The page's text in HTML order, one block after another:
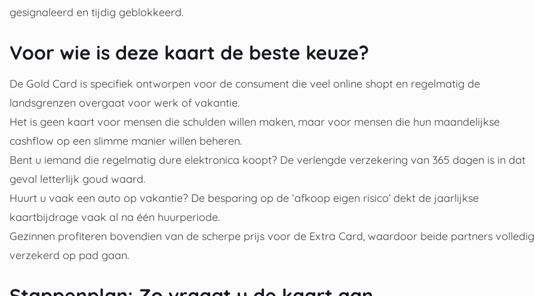
gesignaleerd en tijdig geblokkeerd.
Voor wie is deze kaart de beste keuze?
De Gold Card is specifiek ontworpen voor de consument die veel online shopt en regelmatig de
landsgrenzen overgaat voor werk of vakantie.
Het is geen kaart voor mensen die schulden willen maken, maar voor mensen die hun maandelijkse
cashflow op een slimme manier willen beheren.
Bent u iemand die regelmatig dure elektronica koopt? De verlengde verzekering van 365 dagen is in dat
geval letterlijk goud waard.
Huurt u vaak een auto op vakantie? De besparing op de ‘afkoop eigen risico’ dekt de jaarlijkse
kaartbijdrage vaak al na één huurperiode.
Gezinnen profiteren bovendien van de scherpe prijs voor de Extra Card, waardoor beide partners volledig
verzekerd op pad gaan.